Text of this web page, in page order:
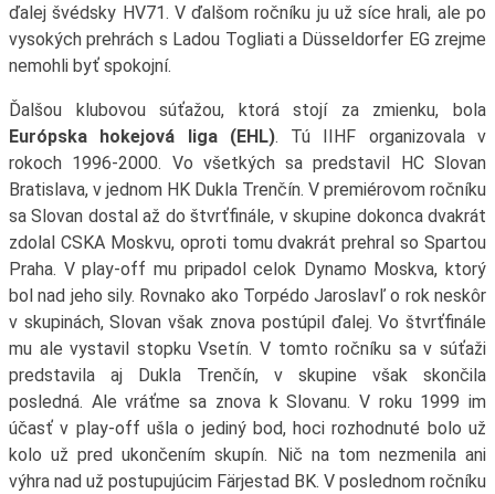
ďalej švédsky HV71. V ďalšom ročníku ju už síce hrali, ale po
vysokých prehrách s Ladou Togliati a Düsseldorfer EG zrejme
nemohli byť spokojní.
Ďalšou klubovou súťažou, ktorá stojí za zmienku, bola
Európska hokejová liga (EHL). Tú IIHF organizovala v
rokoch 1996-2000. Vo všetkých sa predstavil HC Slovan
Bratislava, v jednom HK Dukla Trenčín. V premiérovom ročníku
sa Slovan dostal až do štvrťfinále, v skupine dokonca dvakrát
zdolal CSKA Moskvu, oproti tomu dvakrát prehral so Spartou
Praha. V play-off mu pripadol celok Dynamo Moskva, ktorý
bol nad jeho sily. Rovnako ako Torpédo Jaroslavľ o rok neskôr
v skupinách, Slovan však znova postúpil ďalej. Vo štvrťfinále
mu ale vystavil stopku Vsetín. V tomto ročníku sa v súťaži
predstavila aj Dukla Trenčín, v skupine však skončila
posledná. Ale vráťme sa znova k Slovanu. V roku 1999 im
účasť v play-off ušla o jediný bod, hoci rozhodnuté bolo už
kolo už pred ukončením skupín. Nič na tom nezmenila ani
výhra nad už postupujúcim Färjestad BK. V poslednom ročníku